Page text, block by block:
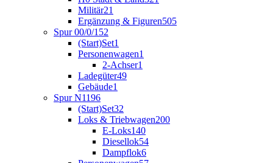
Militär21
Ergänzung & Figuren505
Spur 00/0/1 52
(Start)Set1
Personenwagen1
2-Achser1
Ladegüter49
Gebäude1
Spur N1196
(Start)Set32
Loks & Triebwagen200
E-Loks140
Diesellok54
Dampflok6